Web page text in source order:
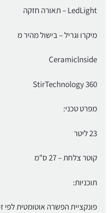
LedLight – תאורה חזקה
מיקרו וגריל – בישול מהיר מ
Ceramiclnside
360 StirTechnology
מפרט טכני:
23 ליטר
קוטר צלחת – 27 ס"מ
תוכניות:
פונקציית הפשרה אוטומטית לפי